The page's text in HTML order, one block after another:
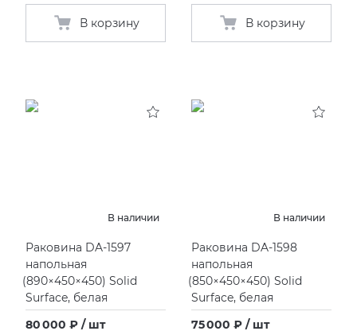
В корзину В корзину
В наличии
Раковина DA-1597
напольная
(890×450×450) Solid
Surface, белая
80 000 ₽ / шт
В наличии
Раковина DA-1598
напольная
(850×450×450) Solid
Surface, белая
75 000 ₽ / шт